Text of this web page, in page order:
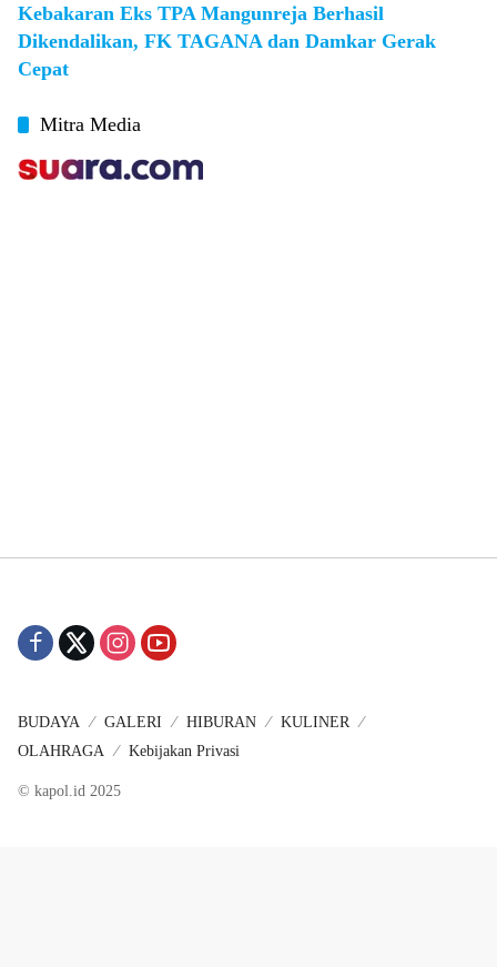
Kebakaran Eks TPA Mangunreja Berhasil
Dikendalikan, FK TAGANA dan Damkar Gerak
Cepat
Mitra Media
BUDAYA GALERI HIBURAN
KULINER
OLAHRAGA
Kebijakan Privasi
© kapol.id 2025